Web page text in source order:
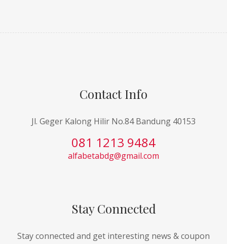
Contact Info
Jl. Geger Kalong Hilir No.84 Bandung 40153
081 1213 9484
alfabetabdg@gmail.com
Stay Connected
Stay connected and get interesting news & coupon